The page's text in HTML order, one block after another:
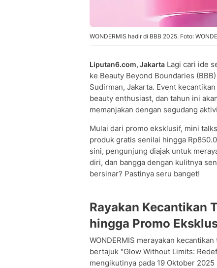
WONDERMIS hadir di BBB 2025. Foto:
Liputan6.com, Jakarta Lagi cari ide
ke Beauty Beyond Boundaries
Sudirman, Jakarta. Event
beauty enthusiast, dan tahun ini
memanjakan dengan segudang
Mulai dari promo eksklusif, mini
produk gratis senilai hingga
sini, pengunjung diajak untuk
diri, dan bangga dengan kulitnya
bersinar? Pastinya seru banget!
Rayakan Kecantikan
hingga Promo
WONDERMIS merayakan
bertajuk "Glow Without Limits:
mengikutinya pada 19 Oktober 2025